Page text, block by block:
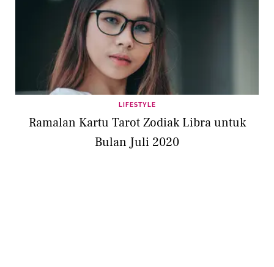
LIFESTYLE
Ramalan Kartu Tarot Zodiak Libra untuk
Bulan Juli 2020